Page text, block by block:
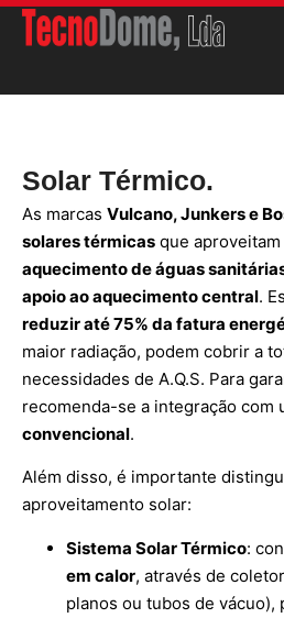
Solar Térmico.
As marcas Vulcano, Junkers e
solares térmicas que
aquecimento de águas
apoio ao aquecimento central.
reduzir até 75% da fatura
maior radiação, podem cobrir a
necessidades de A.Q.S. Para
recomenda-se a integração com
convencional.
Além disso, é importante
aproveitamento solar:
Sistema Solar Térmico:
em calor, através de
planos ou tubos de vácuo),